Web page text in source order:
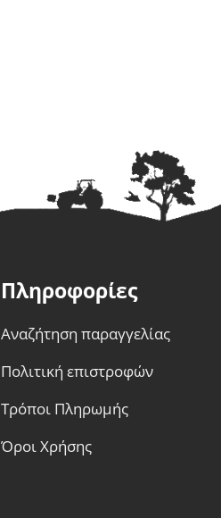
Πληροφορίες
Αναζήτηση παραγγελίας
Πολιτική επιστροφών
Τρόποι Πληρωμής
Όροι Χρήσης